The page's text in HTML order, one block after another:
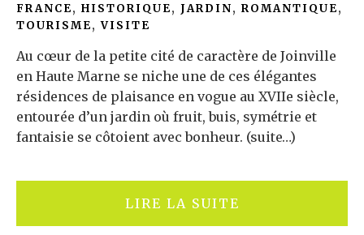
FRANCE, HISTORIQUE, JARDIN, ROMANTIQUE,
TOURISME,VISITE
Au cœur de la petite cité de caractère de Joinville
en Haute Marne se niche une de ces élégantes
résidences de plaisance en vogue au XVIIe siècle,
entourée d’un jardin où fruit, buis, symétrie et
fantaisie se côtoient avec bonheur. (suite…)
LIRE LA SUITE